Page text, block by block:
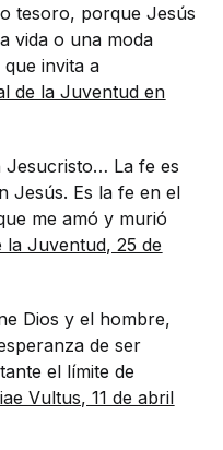
tesoro, porque Jesús
vida o una moda
invita a
de la Juventud en
La fe es
Jesús. Es la fe en el
me amó y murió
Juventud, 25 de
Dios y el hombre,
de ser
el límite de
Vultus, 11 de abril